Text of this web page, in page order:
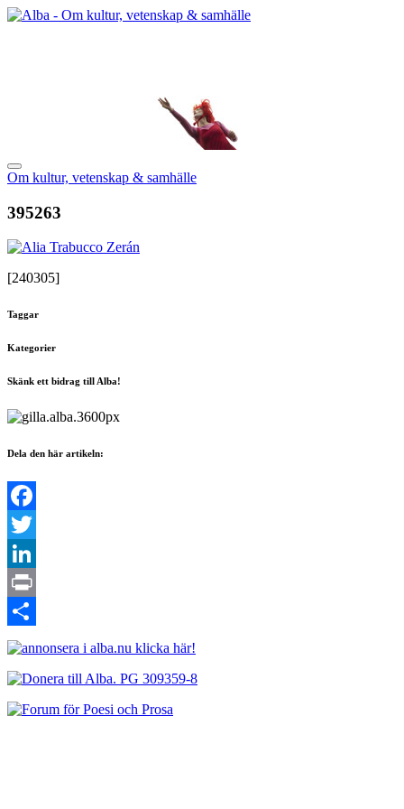
Om kultur, vetenskap & samhälle
395263
[240305]
Taggar
Kategorier
Skänk ett bidrag till Alba!
Dela den här artikeln:
Facebook
Twitter
LinkedIn
Print
Dela